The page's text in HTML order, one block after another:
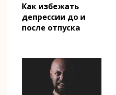
Как избежать
депрессии до и
после отпуска